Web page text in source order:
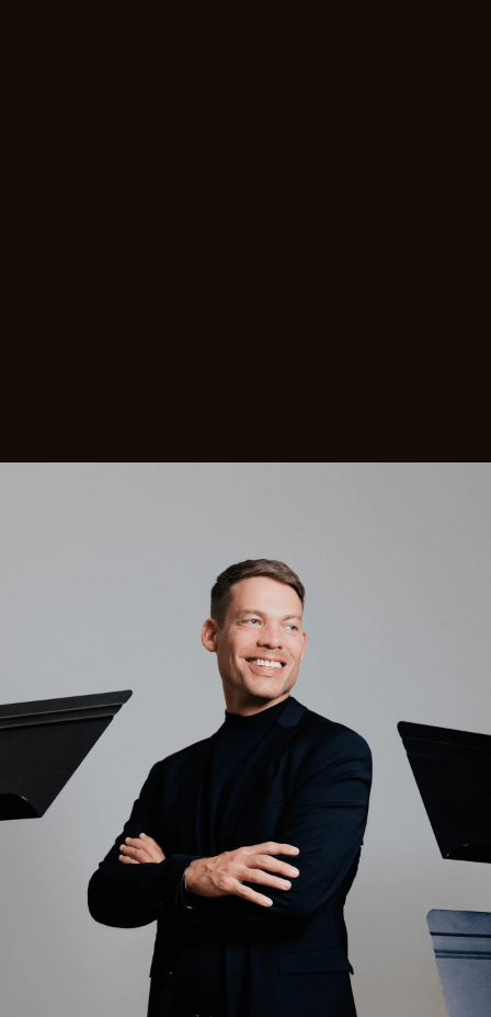
Ziel seiner Arbeit ist es, Lehrkräfte darin zu
unterstützen, Lernprozesse individuell zu gestalten,
Motivation zu fördern und Unterrichtsformen zu
entwickeln, die gemeinsames Musizieren als
zentrales pädagogisches Erlebnis begreifen.
Darüber hinaus ist er bundesweit als
Fortbildungsleiter an Musikschulen aktiv. In
Workshops, Seminaren und Teamcoachings
begleitet er Unterrichtsentwicklung, den Einsatz
zeitgemäßer Materialien sowie innovative
Vermittlungsformen. Im Mittelpunkt steht dabei
stets der kollegiale Austausch als Grundlage
nachhaltiger pädagogischer Weiterentwicklung.
Elemente der Elementaren Musikpädagogik sowie
Bewegung und Körperwahrnehmung fließen
ebenso ein wie kreative Ansätze aus Improvisation
und Ensemblearbeit, um Unterricht lebendig,
ganzheitlich und inspirierend zu gestalten.